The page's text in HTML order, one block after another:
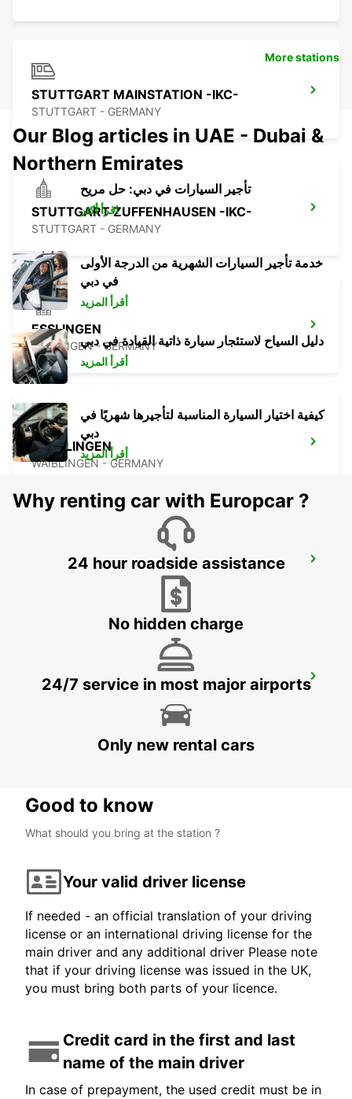
STUTTGART MAINSTATION -IKC-
STUTTGART - GERMANY
STUTTGART ZUFFENHAUSEN -IKC-
STUTTGART - GERMANY
ESSLINGEN
ESSLINGEN - GERMANY
WAIBLINGEN
WAIBLINGEN - GERMANY
LUDWIGSBURG
LUDWIGSBURG - GERMANY
NUERTINGEN
More stations
Our Blog articles in UAE - Dubai &
Northern Emirates
تأجير السيارات في دبي: حل مريح
اقرأ أكثر
خدمة تأجير السيارات الشهرية من الدرجة الأولى
في دبي
أقرأ المزيد
دليل السياح لاستئجار سيارة ذاتية القيادة في دبي
أقرأ المزيد
كيفية اختيار السيارة المناسبة لتأجيرها شهريًا في
دبي
أقرأ المزيد
Why renting car with Europcar ?
24 hour roadside assistance
No hidden charge
24/7 service in most major airports
Only new rental cars
Good to know
What should you bring at the station ?
Your valid driver license
If needed - an official translation of your driving
license or an international driving license for the
main driver and any additional driver Please note
that if your driving license was issued in the UK,
you must bring both parts of your licence.
Credit card in the first and last
name of the main driver
In case of prepayment, the used credit must be in